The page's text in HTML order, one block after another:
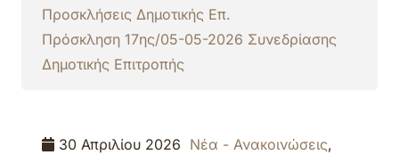
Προσκλήσεις Δημοτικής Επ.
Πρόσκληση 17ης/05-05-2026 Συνεδρίασης
Δημοτικής Επιτροπής
30 Απριλίου 2026 Νέα - Ανακοινώσεις,